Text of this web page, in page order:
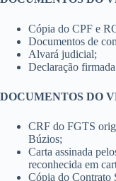
Cópia do CPF e
Documentos de
Alvará judicial;
Declaração
DOCUMENTOS DO
CRF do FGTS
Búzios;
Carta assinada
reconhecida em
Cópia do Contrato